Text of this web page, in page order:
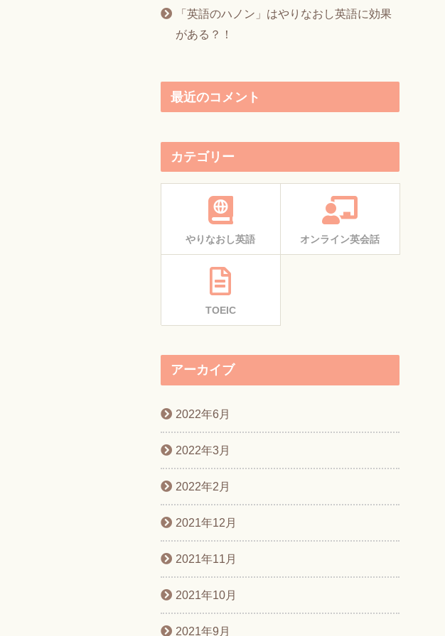
「英語のハノン」はやりなおし英語に効果
がある？！
最近のコメント
カテゴリー
やりなおし英語 オンライン英会話
TOEIC
アーカイブ
2022年6月
2022年3月
2022年2月
2021年12月
2021年11月
2021年10月
2021年9月